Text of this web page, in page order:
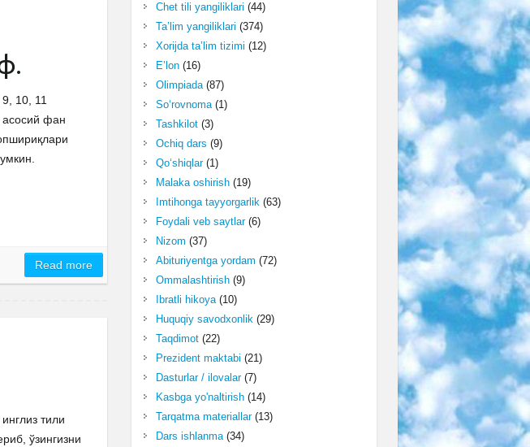
10, 11
асосий фан
Read more
тили
ўзингизни
Chet tili yangiliklari (44)
Ta’lim yangiliklari (374)
Xorijda ta’lim tizimi (12)
E’lon(16)
Olimpiada(87)
So‘rovnoma(1)
Tashkilot(3)
Ochiq dars (9)
Qo‘shiqlar(1)
Malaka oshirish(19)
Imtihonga tayyorgarlik(63)
Foydali veb saytlar(6)
Nizom (37)
Abituriyentga yordam (72)
Ommalashtirish(9)
Ibratli hikoya(10)
Huquqiy savodxonlik(29)
Taqdimot(22)
Prezident maktabi (21)
Dasturlar / ilovalar(7)
Kasbga yo'naltirish(14)
Tarqatma materiallar(13)
Dars ishlanma(34)